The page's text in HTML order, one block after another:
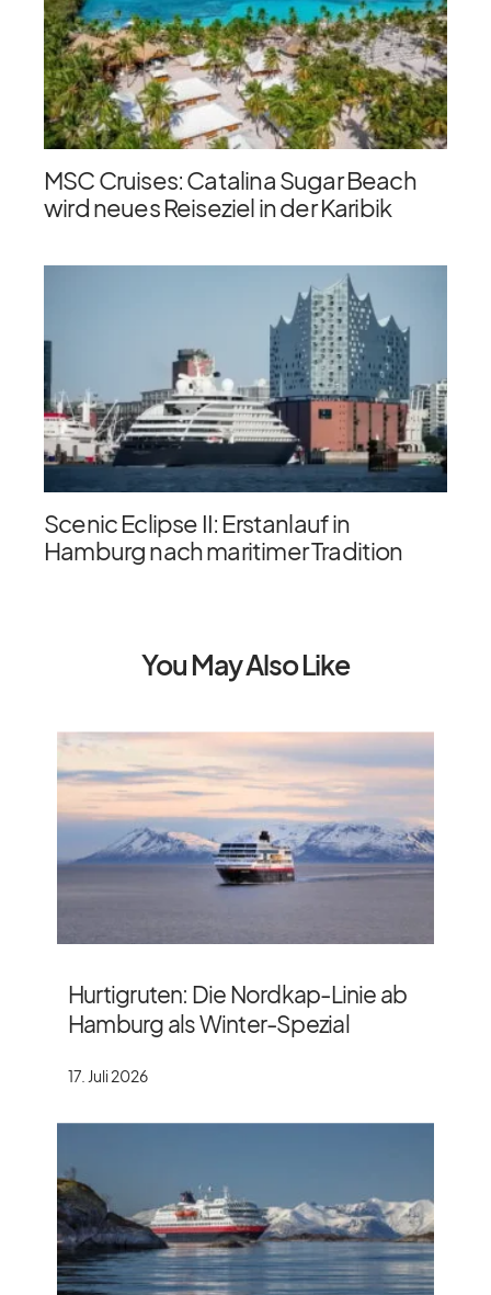
MSC Cruises: Catalina Sugar Beach
wird neues Reiseziel in der Karibik
Scenic Eclipse II: Erstanlauf in
Hamburg nach maritimer Tradition
You May Also Like
Hurtigruten: Die Nordkap-Linie ab
Hamburg als Winter-Spezial
17. Juli 2026